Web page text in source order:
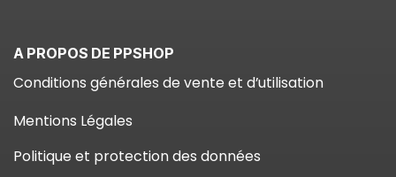
A PROPOS DE PPSHOP
Conditions générales de vente et d’utilisation
Mentions Légales
Politique et protection des données